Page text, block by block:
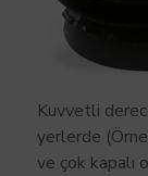
Kuvvetli
yerlerde
ve çok kapalı